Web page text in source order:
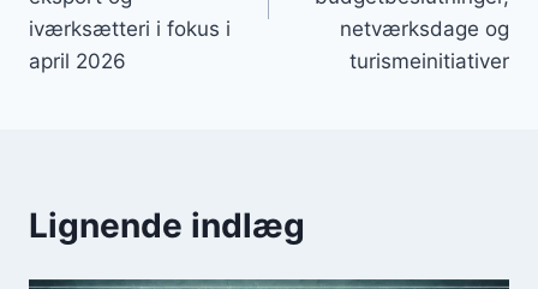
iværksætteri i fokus i
april 2026
netværksdage og
turismeinitiativer
Lignende indlæg